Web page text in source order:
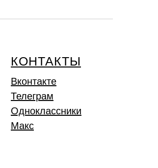
КОНТАКТЫ
Одноклассники
Телеграм
Макс
Вконтакте